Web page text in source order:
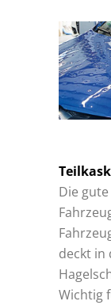
Die
deckt in
Wichtig